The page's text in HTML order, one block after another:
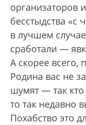
организаторов
бесстыдства «с
в лучшем
сработали —
А скорее всего,
Родина вас не
шумят — так кто
то так недавно
Похабство это